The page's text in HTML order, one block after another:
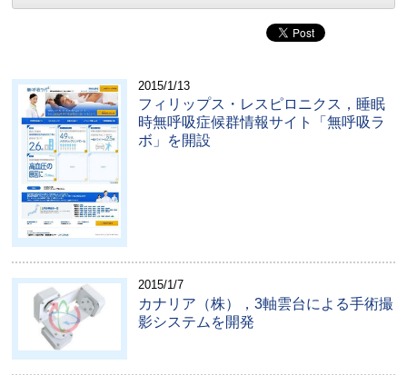
2015/1/13
フィリップス・レスピロニクス，睡眠
時無呼吸症候群情報サイト「無呼吸ラ
ボ」を開設
2015/1/7
カナリア（株），3軸雲台による手術撮
影システムを開発